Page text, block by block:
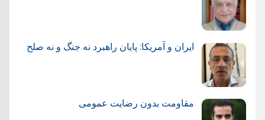
ایران و آمریکا: پایان راهبرد نه جنگ و نه صلح
مقاومت بدون رضایت عمومی